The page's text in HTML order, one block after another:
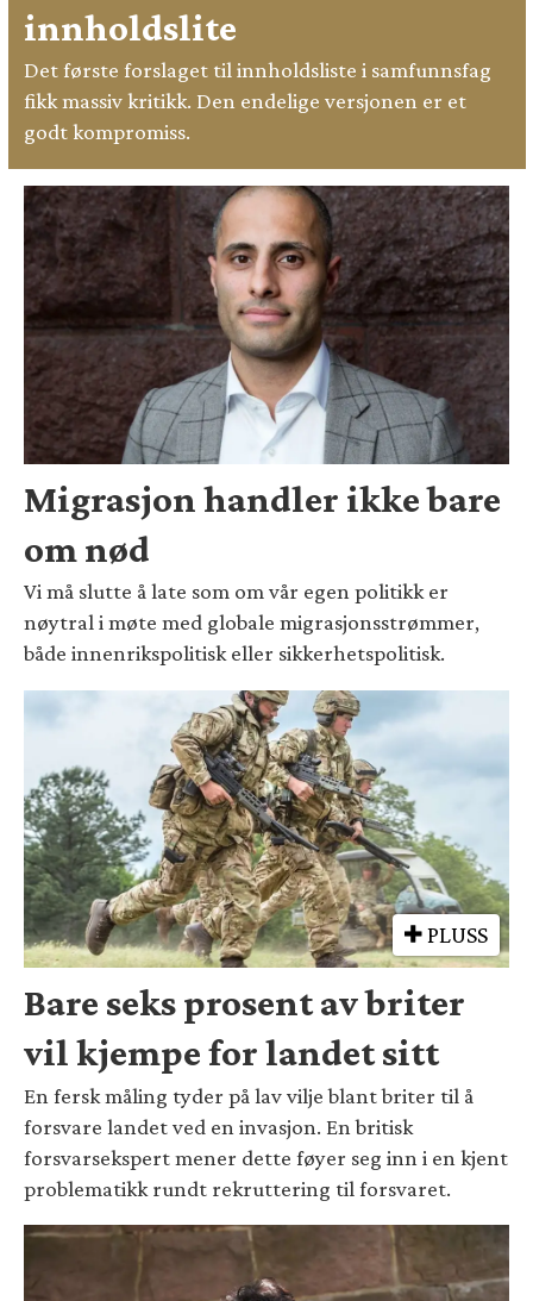
innholdslite
Det første forslaget til innholdsliste i samfunnsfag
fikk massiv kritikk. Den endelige versjonen er et
godt kompromiss.
Migrasjon handler ikke bare
om nød
Vi må slutte å late som om vår egen politikk er
nøytral i møte med globale migrasjonsstrømmer,
både innenrikspolitisk eller sikkerhetspolitisk.
PLUSS
Bare seks prosent av briter
vil kjempe for landet sitt
En fersk måling tyder på lav vilje blant briter til å
forsvare landet ved en invasjon. En britisk
forsvarsekspert mener dette føyer seg inn i en kjent
problematikk rundt rekruttering til forsvaret.